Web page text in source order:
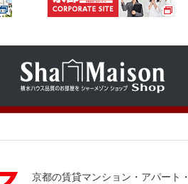
京都の賃貸マンション・アパート